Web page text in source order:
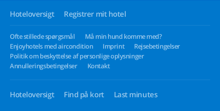
Hoteloversigt Registrer mit hotel
Ofte stillede spørgsmål
Må min hund komme med?
Enjoyhotels med aircondition
Imprint
Rejsebetingelser
Politik om beskyttelse af personlige oplysninger
Annulleringsbetingelser
Kontakt
Hoteloversigt Find på kort Last minutes